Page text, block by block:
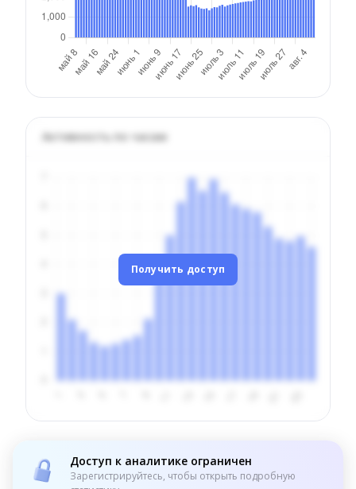
Активность по часам
Получить доступ
Доступ к аналитике ограничен
Зарегистрируйтесь, чтобы открыть подробную